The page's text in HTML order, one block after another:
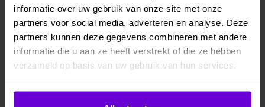
informatie over uw gebruik van onze site met onze
partners voor social media, adverteren en analyse. Deze
partners kunnen deze gegevens combineren met andere
informatie die u aan ze heeft verstrekt of die ze hebben
verzameld op basis van uw gebruik van hun services.
Cookiebeleid
komt een medewerker niet snel in de verleiding om
een onveilig alternatief zoals een mobiel netwerk of
een openbaar wifinetwerk te zoeken en daar
belangrijke informatie over te versturen. En dat zou
misschien wel gebeuren indien het netwerk
regelmatig wegvalt of hapert. Glasvezel werkt dus
ook sturend in het gedrag van medewerkers.